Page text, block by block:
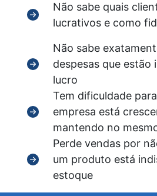
Não sabe quais
lucrativos e como
Não sabe
despesas que estão
lucro
Tem dificuldade
empresa está
mantendo no
Perde vendas por
um produto está
estoque